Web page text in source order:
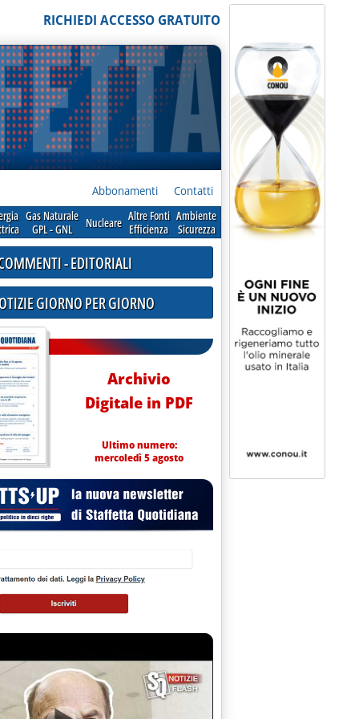
RICHIEDI ACCESSO GRATUITO
Abbonamenti Contatti
Gas Naturale
GPL - GNL
Nucleare Altre Fonti
Efficienza
Ambiente
Sicurezza
Proglio '
- EDITORIALI
GIORNO PER GIORNO
Archivio
Digitale in PDF
Ultimo numero:
mercoledì 5 agosto